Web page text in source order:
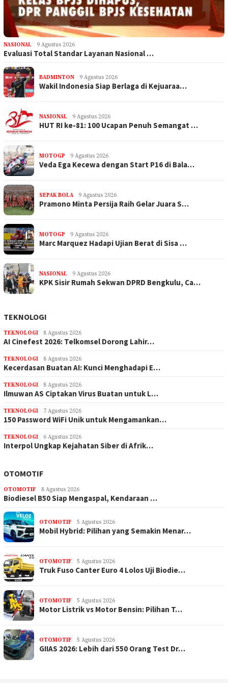
NASIONAL 9 Agustus 2026
Evaluasi Total Standar Layanan Nasional …
BADMINTON 9 Agustus 2026
Wakil Indonesia Siap Berlaga di Kejuaraa…
NASIONAL 9 Agustus 2026
HUT RI ke-81: 100 Ucapan Penuh Semangat …
MOTOGP 9 Agustus 2026
Veda Ega Kecewa dengan Start P16 di Bala…
SEPAK BOLA 9 Agustus 2026
Pramono Minta Persija Raih Gelar Juara S…
MOTOGP 9 Agustus 2026
Marc Marquez Hadapi Ujian Berat di Sisa …
NASIONAL 9 Agustus 2026
KPK Sisir Rumah Sekwan DPRD Bengkulu, Ca…
TEKNOLOGI
TEKNOLOGI 8 Agustus 2026
AI Cinefest 2026: Telkomsel Dorong Lahir…
TEKNOLOGI 8 Agustus 2026
Kecerdasan Buatan AI: Kunci Menghadapi E…
TEKNOLOGI 8 Agustus 2026
Ilmuwan AS Ciptakan Virus Buatan untuk L…
TEKNOLOGI 7 Agustus 2026
150 Password WiFi Unik untuk Mengamankan…
TEKNOLOGI 6 Agustus 2026
Interpol Ungkap Kejahatan Siber di Afrik…
OTOMOTIF
OTOMOTIF 8 Agustus 2026
Biodiesel B50 Siap Mengaspal, Kendaraan …
OTOMOTIF 5 Agustus 2026
Mobil Hybrid: Pilihan yang Semakin Menar…
OTOMOTIF 5 Agustus 2026
Truk Fuso Canter Euro 4 Lolos Uji Biodie…
OTOMOTIF 5 Agustus 2026
Motor Listrik vs Motor Bensin: Pilihan T…
OTOMOTIF 5 Agustus 2026
GIIAS 2026: Lebih dari 550 Orang Test Dr…